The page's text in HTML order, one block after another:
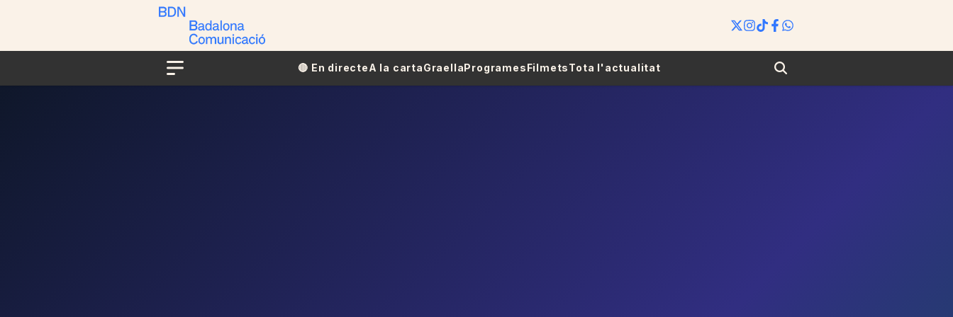
Menu
🔴​​ En directeA la cartaGraellaProgramesFilmetsTota l'actualitat Search